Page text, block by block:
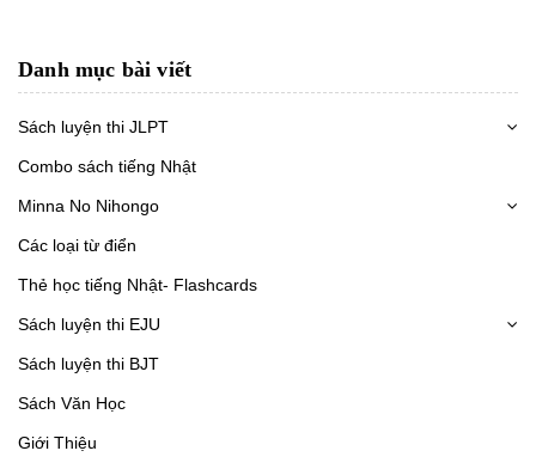
Danh mục bài viết
Sách luyện thi JLPT
Combo sách tiếng Nhật
Minna No Nihongo
Các loại từ điển
Thẻ học tiếng Nhật- Flashcards
Sách luyện thi EJU
Sách luyện thi BJT
Sách Văn Học
Giới Thiệu